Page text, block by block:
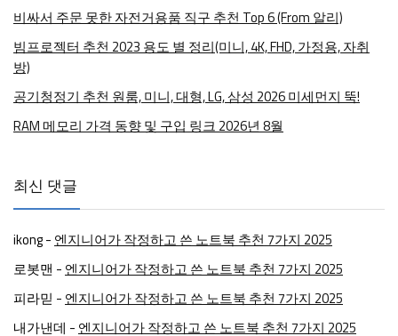
비싸서 주문 못한 자전거용품 직구 추천 Top 6 (From 알리)
빔프로젝터 추천 2023 용도 별 정리(미니, 4K, FHD, 가정용, 자취
방)
공기청정기 추천 원룸, 미니, 대형, LG, 삼성 2026 미세먼지 뚝!
RAM 메모리 가격 동향 및 구입 링크 2026년 8월
최신 댓글
ikong- 엔지니어가 작정하고 쓴 노트북 추천 7가지 2025
로봇맨 - 엔지니어가 작정하고 쓴 노트북 추천 7가지 2025
피라믿 - 엔지니어가 작정하고 쓴 노트북 추천 7가지 2025
내가낸데 - 엔지니어가 작정하고 쓴 노트북 추천 7가지 2025